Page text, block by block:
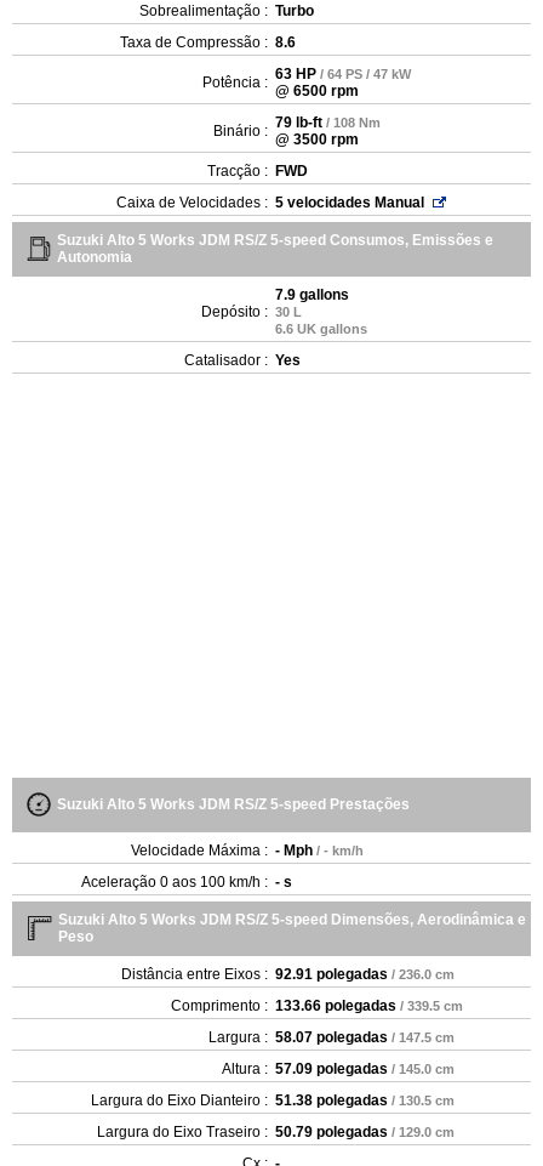
Sobrealimentação : Turbo
Taxa de Compressão : 8.6
Potência : 63 HP / 64 PS / 47 kW
@ 6500 rpm
Binário : 79 lb-ft / 108 Nm
@ 3500 rpm
Tracção : FWD
Caixa de Velocidades : 5 velocidades Manual
Suzuki Alto 5 Works JDM RS/Z 5-speed Consumos, Emissões e
Autonomia
Depósito :
7.9 gallons
30 L
6.6 UK gallons
Catalisador : Yes
Suzuki Alto 5 Works JDM RS/Z 5-speed Prestações
Velocidade Máxima : - Mph / - km/h
Aceleração 0 aos 100 km/h : - s
Suzuki Alto 5 Works JDM RS/Z 5-speed Dimensões, Aerodinâmica e
Peso
Distância entre Eixos : 92.91 polegadas / 236.0 cm
Comprimento : 133.66 polegadas / 339.5 cm
Largura : 58.07 polegadas / 147.5 cm
Altura : 57.09 polegadas / 145.0 cm
Largura do Eixo Dianteiro : 51.38 polegadas / 130.5 cm
Largura do Eixo Traseiro : 50.79 polegadas / 129.0 cm